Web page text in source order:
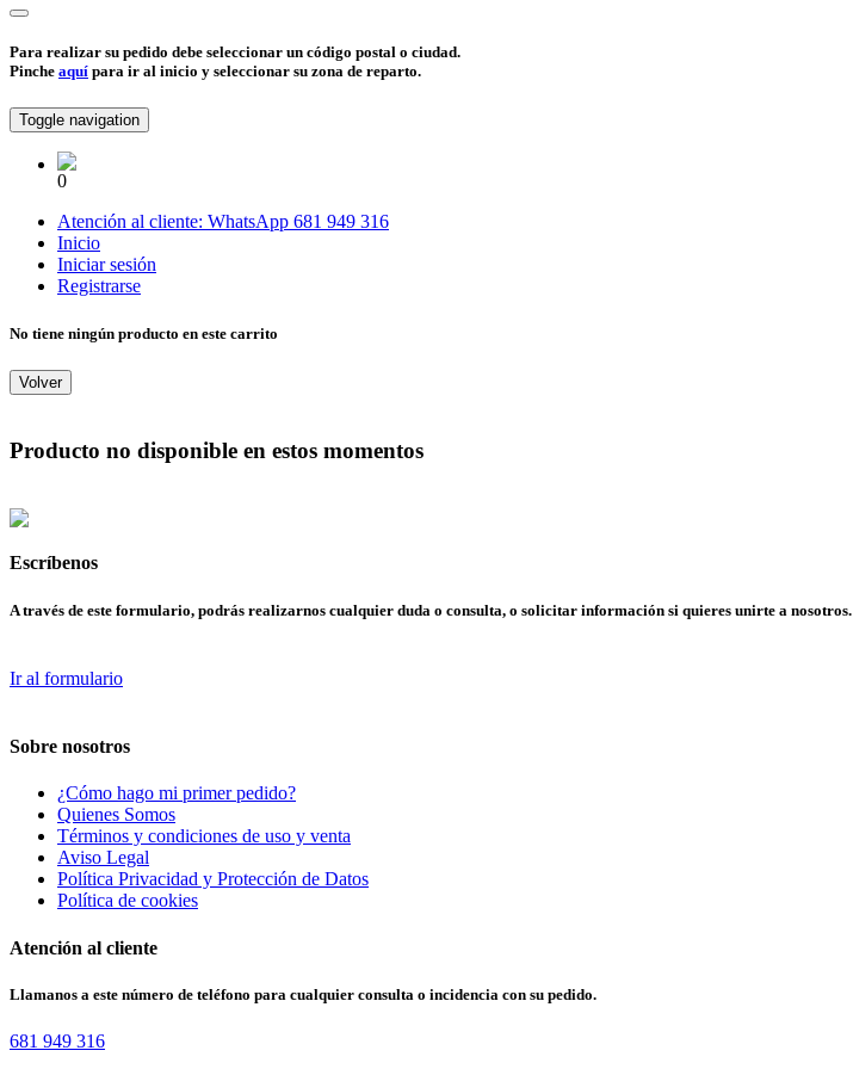
Para realizar su pedido debe seleccionar un código postal o ciudad.
Pinche aquí para ir al inicio y seleccionar su zona de reparto.
Toggle navigation
0
Atención al cliente: WhatsApp 681 949 316
Inicio
Iniciar sesión
Registrarse
No tiene ningún producto en este carrito
Volver
Producto no disponible en estos momentos
Escríbenos
A través de este formulario, podrás realizarnos cualquier duda o consulta, o solicitar información si quieres unirte a nosotros.
Ir al formulario
Sobre nosotros
¿Cómo hago mi primer pedido?
Quienes Somos
Términos y condiciones de uso y venta
Aviso Legal
Política Privacidad y Protección de Datos
Política de cookies
Atención al cliente
Llamanos a este número de teléfono para cualquier consulta o incidencia con su pedido.
681 949 316